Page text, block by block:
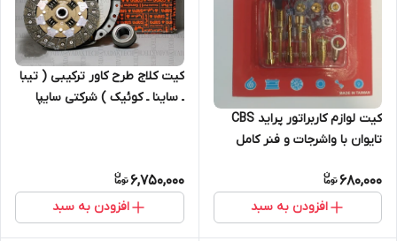
کیت لوازم کاربراتور پراید CBS
تایوان با واشرجات و فنر کامل
680,000
افزودن به سبد
کیت کلاج طرح کاور ترکیبی ( تیبا
ـ ساینا ـ کوئیک ) شرکتی سایپا
6,750,000
افزودن به سبد